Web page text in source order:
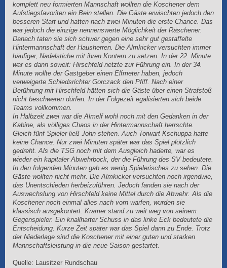
komplett neu formierten Mannschaft wollten die Koschener dem
Aufstiegsfavoriten ein Bein stellen. Die Gäste erwischten jedoch den
besseren Start und hatten nach zwei Minuten die erste Chance. Das
war jedoch die einzige nennenswerte Möglichkeit der Räschener.
Danach taten sie sich schwer gegen eine sehr gut gestaffelte
Hintermannschaft der Hausherren. Die Almkicker versuchten immer
häufiger, Nadelstiche mit ihren Kontern zu setzen. In der 22. Minute
war es dann soweit: Hirschfeld netzte zur Führung ein. In der 34.
Minute wollte der Gastgeber einen Elfmeter haben, jedoch
verweigerte Schiedsrichter Gorczack den Pfiff. Nach einer
Berührung mit Hirschfeld hätten sich die Gäste über einen Strafstoß
nicht beschweren dürfen. In der Folgezeit egalisierten sich beide
Teams vollkommen.
In Halbzeit zwei war die Almelf wohl noch mit den Gedanken in der
Kabine, als völliges Chaos in der Hintermannschaft herrschte.
Gleich fünf Spieler ließ John stehen. Auch Torwart Kschuppa hatte
keine Chance. Nur zwei Minuten später war das Spiel plötzlich
gedreht. Als die TSG noch mit dem Ausgleich haderte, war es
wieder ein kapitaler Abwehrbock, der die Führung des SV bedeutete.
In den folgenden Minuten gab es wenig Spielerisches zu sehen. Die
Gäste wollten nicht mehr. Die Almkicker versuchten noch irgendwie,
das Unentschieden herbeizuführen. Jedoch fanden sie nach der
Auswechslung von Hirschfeld keine Mittel durch die Abwehr. Als die
Koschener noch einmal alles nach vorn warfen, wurden sie
klassisch ausgekontert. Kramer stand zu weit weg von seinem
Gegenspieler. Ein knallharter Schuss in das linke Eck bedeutete die
Entscheidung. Kurze Zeit später war das Spiel dann zu Ende. Trotz
der Niederlage sind die Koschener mit einer guten und starken
Mannschaftsleistung in die neue Saison gestartet.
Quelle: Lausitzer Rundschau